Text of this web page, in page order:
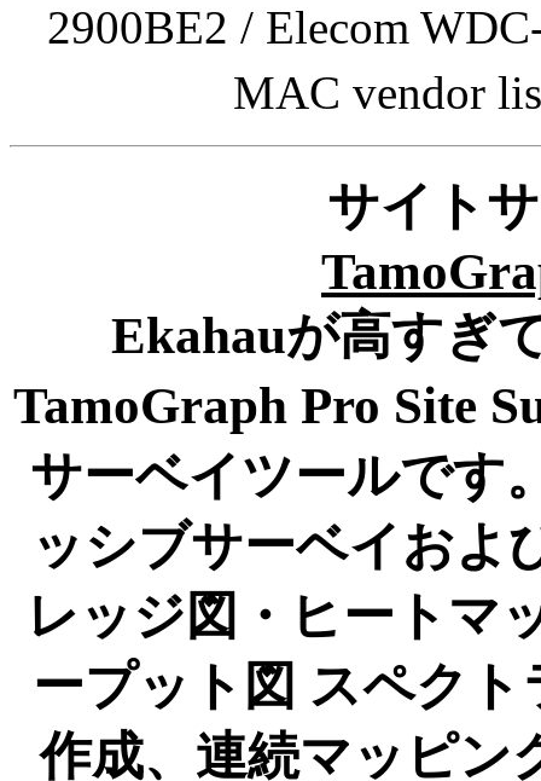
2900BE2 / Elecom
MAC vendor
サイト
Ekahauが高すぎ
TamoGraph Pro Site
サーベイツールです
ッシブサーベイおよ
レッジ図・ヒートマ
ープット図 スペク
作成、連続マッピン